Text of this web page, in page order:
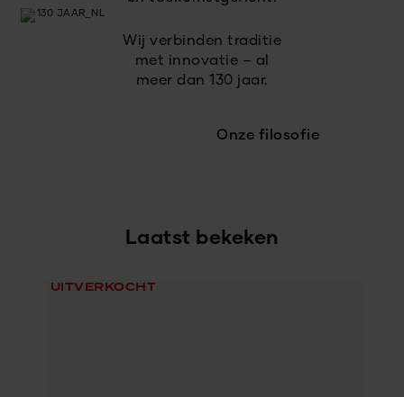
Wij verbinden traditie
met innovatie – al
meer dan 130 jaar.
Onze filosofie
Laatst bekeken
UITVERKOCHT